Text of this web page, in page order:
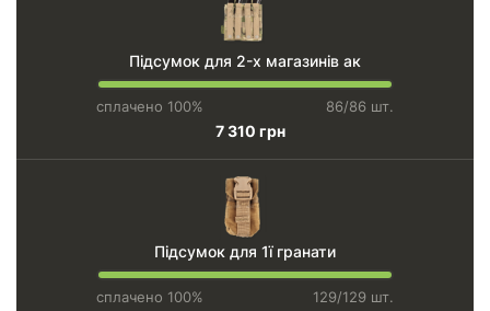
Підсумок для 2-х магазинів ак
сплачено 100% 86/86 шт.
7 310 грн
Підсумок для 1ї гранати
сплачено 100% 129/129 шт.